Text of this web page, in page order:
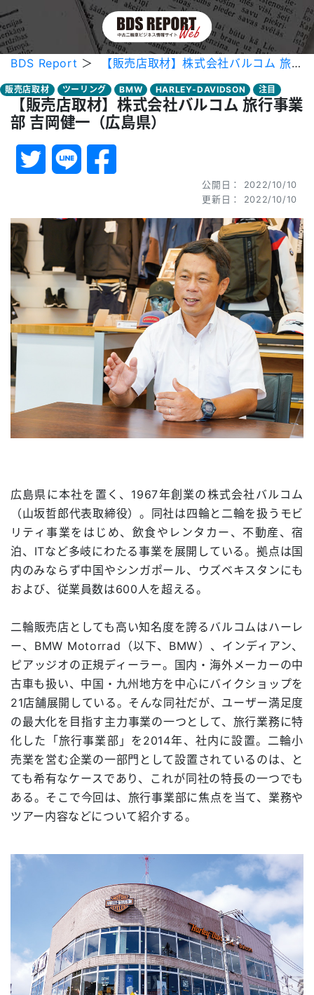
BDS Report ＞ 【販売店取材】株式会社バルコム 旅行事業部 吉岡健一（広島県）
販売店取材 ツーリング BMW HARLEY-DAVIDSON 注目
【販売店取材】株式会社バルコム 旅行事業
部 吉岡健一（広島県）
公開日： 2022/10/10
更新日： 2022/10/10
広島県に本社を置く、1967年創業の株式会社バルコム
（山坂哲郎代表取締役）。同社は四輪と二輪を扱うモビ
リティ事業をはじめ、飲食やレンタカー、不動産、宿
泊、ITなど多岐にわたる事業を展開している。拠点は国
内のみならず中国やシンガポール、ウズベキスタンにも
および、従業員数は600人を超える。
二輪販売店としても高い知名度を誇るバルコムはハーレ
ー、BMW Motorrad（以下、BMW）、インディアン、
ピアッジオの正規ディーラー。国内・海外メーカーの中
古車も扱い、中国・九州地方を中心にバイクショップを
21店舗展開している。そんな同社だが、ユーザー満足度
の最大化を目指す主力事業の一つとして、旅行業務に特
化した「旅行事業部」を2014年、社内に設置。二輪小
売業を営む企業の一部門として設置されているのは、と
ても希有なケースであり、これが同社の特長の一つでも
ある。そこで今回は、旅行事業部に焦点を当て、業務や
ツアー内容などについて紹介する。